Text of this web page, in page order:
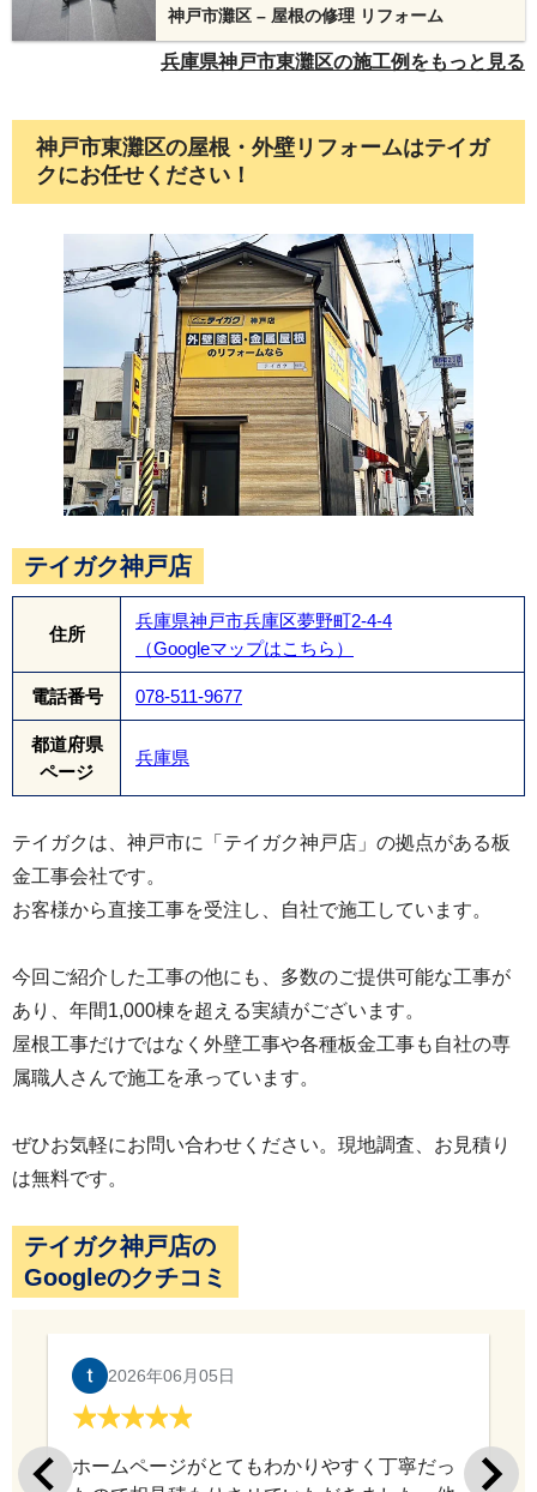
最後に棟板金、換気棟を施工して完成です。換気
棟は近年の新築住宅にはほとんど取り付けられて
ていない場合もございます。その場合でも、新規
で換気棟を施工することが可能ですのでご希望の
場合は是非、施工管理者にご相談ください。
下屋根の施工を行う場合にもエスヌキを施工しま
す。エスヌキはテイガクの特許所得している商品
の為、当社の施工でしか行えない工法になってお
ります。
外壁塗装は最初に高圧洗浄を行い、その後、下塗
り・中塗り・上塗りの計三回塗りを行います。下
塗りは外壁が上塗り塗料の吸い込みを防ぐ為の大
り使用する塗料が変わるのでお見積りの際にはご
確認ください。
行い、その後に、錆止め、プレミアムNADシリコ
神戸市灘区 – 屋根の修理 リフォーム
兵庫県神戸市東灘区の施工例をもっと見る
神戸市東灘区の屋根・外壁リフォームはテイガ
クにお任せください！
テイガク神戸店
住所
兵庫県神戸市兵庫区夢野町2-4-4
（Googleマップはこちら）
電話番号 078-511-9677
都道府県
ページ
兵庫県
テイガクは、神戸市に「テイガク神戸店」の拠点がある板
金工事会社です。
お客様から直接工事を受注し、自社で施工しています。
今回ご紹介した工事の他にも、多数のご提供可能な工事が
あり、年間1,000棟を超える実績がございます。
屋根工事だけではなく外壁工事や各種板金工事も自社の専
属職人さんで施工を承っています。
ぜひお気軽にお問い合わせください。現地調査、お見積り
は無料です。
テイガク神戸店の
Googleのクチコミ
2026年06月05日
ホームページがとてもわかりやすく丁寧だっ